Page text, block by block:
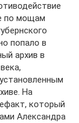
по мощам
попало в
архив в
На
который
Александра